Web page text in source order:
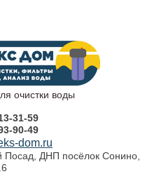
очистки воды
31-59
90-49
dom.ru
Посад, ДНП посёлок Сонино,